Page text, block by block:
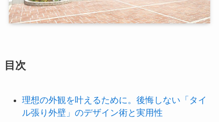
目次
理想の外観を叶えるために。後悔しない「タイ
ル張り外壁」のデザイン術と実用性